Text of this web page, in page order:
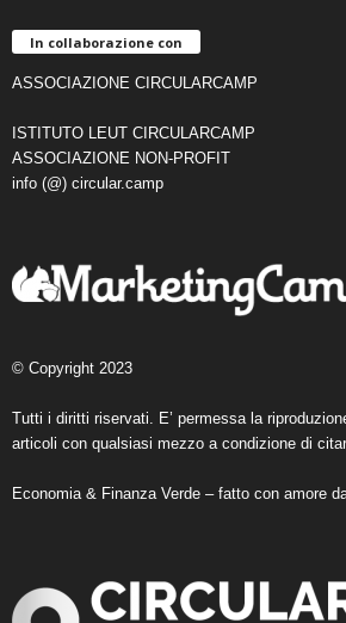
In collaborazione con
ASSOCIAZIONE CIRCULARCAMP
ISTITUTO LEUT CIRCULARCAMP
ASSOCIAZIONE NON-PROFIT
info (@) circular.camp
© Copyright 2023
Tutti i diritti riservati. E’ permessa la
articoli con qualsiasi mezzo a condizione di
Economia & Finanza Verde – fatto con amore